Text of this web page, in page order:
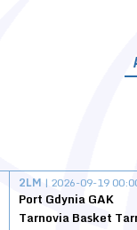
2LM | 2026-09-19
Port Gdynia GAK